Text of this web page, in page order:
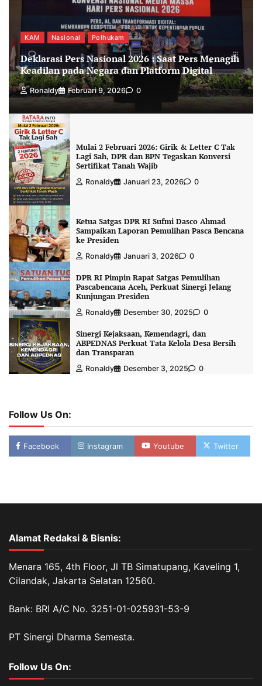
KAM Nasional Polhukam
Deklarasi Pers Nasional 2026 : Saat Pers Menagih
Keadilan pada Negara dan Platform Digital
Ronaldy Februari 9, 2026 0
Mulai 2 Februari 2026: Girik & Letter C Tak
Lagi Sah, DPR dan BPN Tegaskan Konversi
Sertifikat Tanah Wajib
Ronaldy Januari 23, 2026 0
Ketua Satgas DPR RI Sufmi Dasco Ahmad
Sampaikan Laporan Pemulihan Pasca Bencana
ke Presiden
Ronaldy Januari 3, 2026 0
DPR RI Pimpin Rapat Satgas Pemulihan
Pascabencana Aceh, Perkuat Sinergi Jelang
Kunjungan Presiden
Ronaldy Desember 30, 2025 0
Sinergi Kejaksaan, Kemendagri, dan
ABPEDNAS Perkuat Tata Kelola Desa Bersih
dan Transparan
Ronaldy Desember 3, 2025 0
Follow Us On:
Facebook Instagram Youtube Twitter
Alamat Redaksi & Bisnis:
Menara 165, 4th Floor, Jl TB Simatupang, Kaveling 1,
Cilandak, Jakarta Selatan 12560.
Bank: BRI A/C No. 3251-01-025931-53-9
PT Sinergi Dharma Semesta.
Follow Us On: